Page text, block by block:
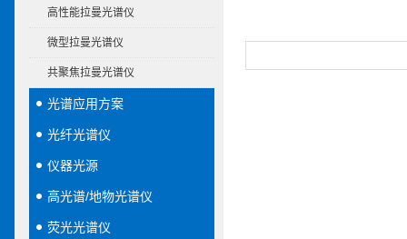
高性能拉曼光谱仪
微型拉曼光谱仪
共聚焦拉曼光谱仪
光谱应用方案
光纤光谱仪
仪器光源
高光谱/地物光谱仪
荧光光谱仪